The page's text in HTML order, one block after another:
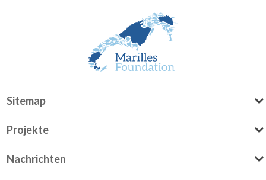
Sitemap
Projekte
Nachrichten